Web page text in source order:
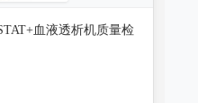
血液透析机质量检